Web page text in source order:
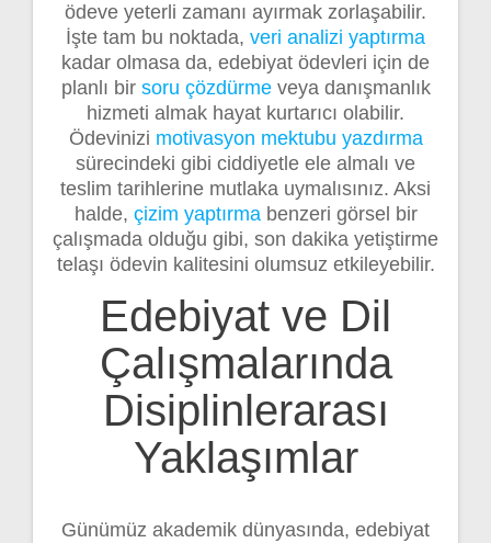
ödeve yeterli zamanı ayırmak zorlaşabilir.
İşte tam bu noktada, veri analizi yaptırma
kadar olmasa da, edebiyat ödevleri için de
planlı bir soru çözdürmeveya danışmanlık
hizmeti almak hayat kurtarıcı olabilir.
Ödevinizi motivasyon mektubu yazdırma
sürecindeki gibi ciddiyetle ele almalı ve
teslim tarihlerine mutlaka uymalısınız. Aksi
halde, çizim yaptırmabenzeri görsel bir
çalışmada olduğu gibi, son dakika yetiştirme
telaşı ödevin kalitesini olumsuz etkileyebilir.
Edebiyat ve Dil
Çalışmalarında
Disiplinlerarası
Yaklaşımlar
Günümüz akademik dünyasında, edebiyat